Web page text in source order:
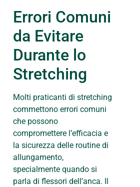
Errori Comuni
da Evitare
Durante lo
Stretching
Molti praticanti di stretching
commettono errori comuni
che possono
compromettere l’efficacia e
la sicurezza delle routine di
allungamento,
specialmente quando si
parla di flessori dell’anca. Il